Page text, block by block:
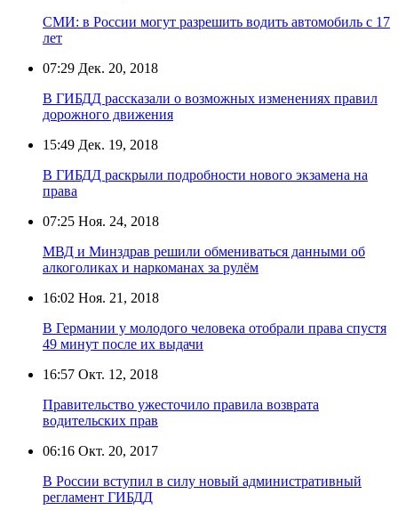
СМИ: в России могут разрешить водить автомобиль с 17
лет
07:29 Дек. 20, 2018
В ГИБДД рассказали о возможных изменениях правил
дорожного движения
15:49 Дек. 19, 2018
В ГИБДД раскрыли подробности нового экзамена на
права
07:25 Ноя. 24, 2018
МВД и Минздрав решили обмениваться данными об
алкоголиках и наркоманах за рулём
16:02 Ноя. 21, 2018
В Германии у молодого человека отобрали права спустя
49 минут после их выдачи
16:57 Окт. 12, 2018
Правительство ужесточило правила возврата
водительских прав
06:16 Окт. 20, 2017
В России вступил в силу новый административный
регламент ГИБДД